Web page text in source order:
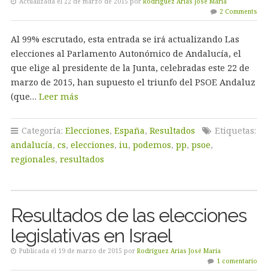
2 Comments
Al 99% escrutado, esta entrada se irá actualizando Las
elecciones al Parlamento Autonómico de Andalucía, el
que elige al presidente de la Junta, celebradas este 22 de
marzo de 2015, han supuesto el triunfo del PSOE Andaluz
(que… Leer más
Categoría: Elecciones, España, Resultados
Etiquetas:
andalucía, cs, elecciones, iu, podemos, pp, psoe,
regionales, resultados
Resultados de las elecciones
legislativas en Israel
Publicada el 19 de marzo de 2015 por Rodríguez Arias José María
1 comentario